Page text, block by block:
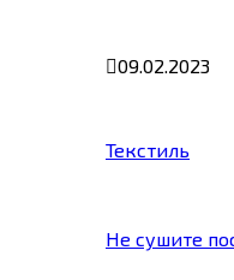
09.02.2023
Текстиль
Не сушите